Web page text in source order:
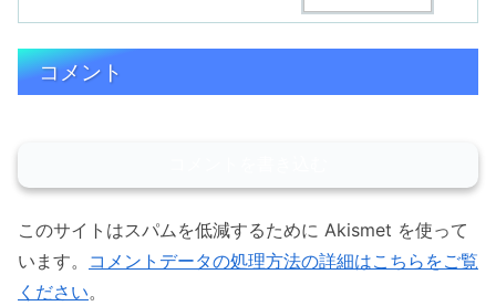
コメント
このサイトはスパムを低減するために Akismet を使って
います。 コメントデータの処理方法の詳細はこちらをご覧
ください。